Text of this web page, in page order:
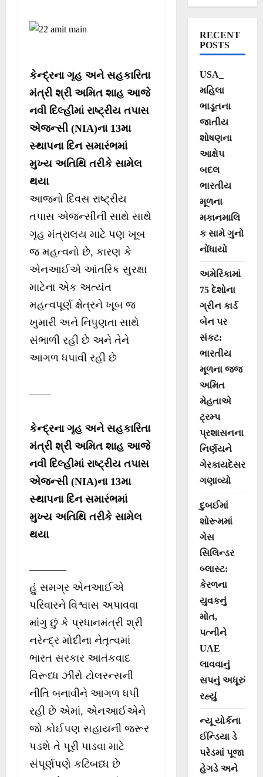
કેન્દ્રના ગૃહ અને સહકારિતા
મંત્રી શ્રી અમિત શાહ આજે
નવી દિલ્હીમાં રાષ્ટ્રીય તપાસ
એજન્સી (NIA)ના 13મા
સ્થાપના દિન સમારંભમાં
મુખ્ય અતિથિ તરીકે સામેલ
થયા
આજનો દિવસ રાષ્ટ્રીય
તપાસ એજન્સીની સાથે સાથે
ગૃહ મંત્રાલય માટે પણ ખૂબ
જ મહત્વનો છે, કારણ કે
એનઆઈએ આંતરિક સુરક્ષા
માટેના એક અત્યંત
મહત્વપૂર્ણ ક્ષેત્રને ખૂબ જ
ખુમારી અને નિપુણતા સાથે
સંભાળી રહી છે અને તેને
આગળ ધપાવી રહી છે
——
કેન્દ્રના ગૃહ અને સહકારિતા
મંત્રી શ્રી અમિત શાહ આજે
નવી દિલ્હીમાં રાષ્ટ્રીય તપાસ
એજન્સી (NIA)ના 13મા
સ્થાપના દિન સમારંભમાં
મુખ્ય અતિથિ તરીકે સામેલ
થયા
———–
હું સમગ્ર એનઆઈએ
પરિવારને વિશ્વાસ અપાવવા
માંગુ છું કે પ્રધાનમંત્રી શ્રી
નરેન્દ્ર મોદીના નેતૃત્વમાં
ભારત સરકાર આતંકવાદ
વિરૂધ્ધ ઝીરો ટોલરન્સની
નીતિ બનાવીને આગળ ધપી
રહી છે એમાં, એનઆઈએને
જો કોઈપણ સહાયની જરૂર
પડશે તે પૂરી પાડવા માટે
સંપૂર્ણપણે કટિબધ્ધ છે
RECENT
POSTS
USA_
મહિલા
ભાડૂતના
જાતીય
શોષણના
આક્ષેપ
બદલ
ભારતીય
મૂળના
મકાનમાલિ
ક સામે ગુનો
નોંધાયો
અમેરિકામાં
75 દેશોના
ગ્રીન કાર્ડ
બેન પર
સંકટ:
ભારતીય
મૂળના જજ
અમિત
મેહતાએ
ટ્રમ્પ
પ્રશાસનના
નિર્ણયને
ગેરકાયદેસર
ગણાવ્યો
દુબઈમાં
શોરૂમમાં
ગેસ
સિલિન્ડર
બ્લાસ્ટ:
કેરળના
યુવકનું
મોત,
પત્નીને
UAE
લાવવાનું
સપનું અધૂરું
રહ્યું
ન્યૂ યોર્કના
ઈન્ડિયા ડે
પરેડમાં પૂજા
હેગડે અને